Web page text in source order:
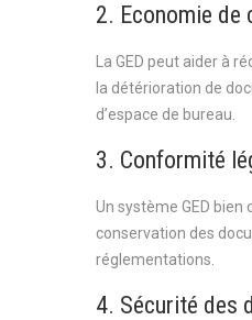
2. Economie de
La GED peut aider à
la détérioration de
d’espace de bureau.
3. Conformité
Un système GED
conservation des
réglementations.
4. Sécurité des